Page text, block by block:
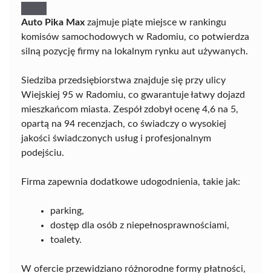
Auto Pika Max zajmuje piąte miejsce w rankingu
komisów samochodowych w Radomiu, co potwierdza
silną pozycję firmy na lokalnym rynku aut używanych.
Siedziba przedsiębiorstwa znajduje się przy ulicy
Wiejskiej 95 w Radomiu, co gwarantuje łatwy dojazd
mieszkańcom miasta. Zespół zdobył ocenę 4,6 na 5,
opartą na 94 recenzjach, co świadczy o wysokiej
jakości świadczonych usług i profesjonalnym
podejściu.
Firma zapewnia dodatkowe udogodnienia, takie jak:
parking,
dostęp dla osób z niepełnosprawnościami,
toalety.
W ofercie przewidziano różnorodne formy płatności,